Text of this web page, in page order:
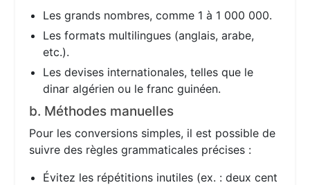
Les grands nombres, comme 1 à 1 000 000.
Les formats multilingues (anglais, arabe,
etc.).
Les devises internationales, telles que le
dinar algérien ou le franc guinéen.
b. Méthodes manuelles
Pour les conversions simples, il est possible de
suivre des règles grammaticales précises :
Évitez les répétitions inutiles (ex. : deux cent